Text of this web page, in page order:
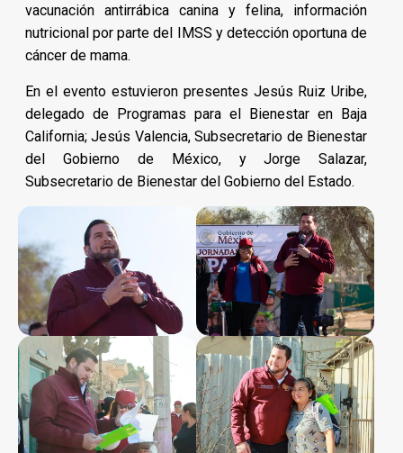
vacunación antirrábica canina y felina, información
nutricional por parte del IMSS y detección oportuna de
cáncer de mama.
En el evento estuvieron presentes Jesús Ruiz Uribe,
delegado de Programas para el Bienestar en Baja
California; Jesús Valencia, Subsecretario de Bienestar
del Gobierno de México, y Jorge Salazar,
Subsecretario de Bienestar del Gobierno del Estado.